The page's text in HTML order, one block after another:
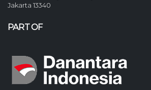
Jakarta 13340
PART OF